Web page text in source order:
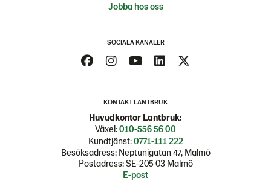
Jobba hos oss
SOCIALA KANALER
KONTAKT LANTBRUK
Huvudkontor Lantbruk:
Växel:010-556 56 00
Kundtjänst:0771-111 222
Besöksadress: Neptunigatan 47, Malmö
Postadress: SE-205 03 Malmö
E-post